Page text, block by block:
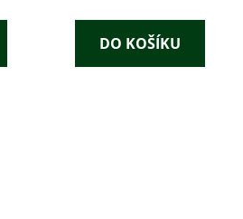
DO KOŠÍKU